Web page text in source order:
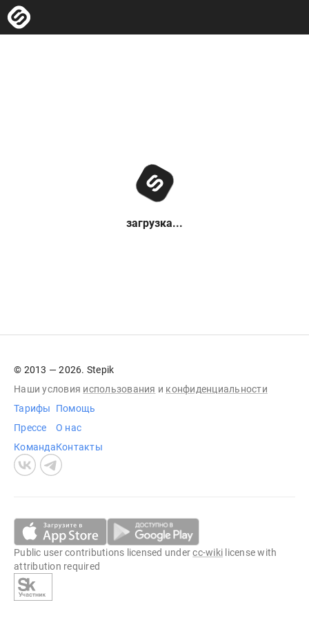
загрузка...
© 2013 — 2026. Stepik
Наши условия использования и конфиденциальности
Тарифы
Прессе
Команда
Помощь
О нас
Контакты
Public user contributions licensed undercc-wiki license with
attribution required